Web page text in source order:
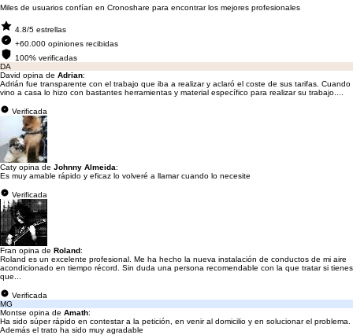
Miles de usuarios confían en Cronoshare para encontrar los mejores profesionales
4.8/5 estrellas
+60.000 opiniones recibidas
100% verificadas
DA
David opina de Adrian:
Adrián fue transparente con el trabajo que iba a realizar y aclaró el coste de sus tarifas. Cuando
vino a casa lo hizo con bastantes herramientas y material específico para realizar su trabajo....
Verificada
Caty opina de Johnny Almeida:
Es muy amable rápido y eficaz lo volveré a llamar cuando lo necesite
Verificada
Fran opina de Roland:
Roland es un excelente profesional. Me ha hecho la nueva instalación de conductos de mi aire
acondicionado en tiempo récord. Sin duda una persona recomendable con la que tratar si tienes
que...
Verificada
MG
Montse opina de Amath:
Ha sido súper rápido en contestar a la petición, en venir al domicilio y en solucionar el problema.
Además el trato ha sido muy agradable